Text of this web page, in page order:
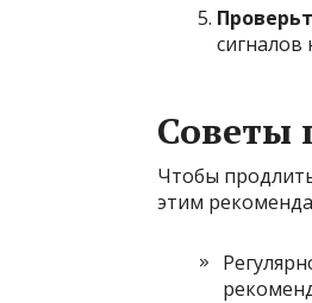
сигналов
Советы
Чтобы
этим